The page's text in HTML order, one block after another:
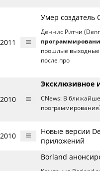
Умер создатель
Деннис Ритчи
прошлые выходные
после про
Эксклюзивное
CNews: В
Новые версии
приложений
Borland